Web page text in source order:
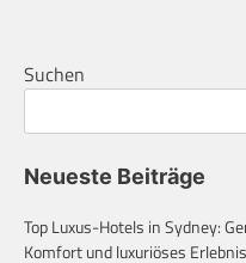
Suchen
Neueste Beiträge
Top Luxus-Hotels in Sydney:
Komfort und luxuriöses Erlebnis